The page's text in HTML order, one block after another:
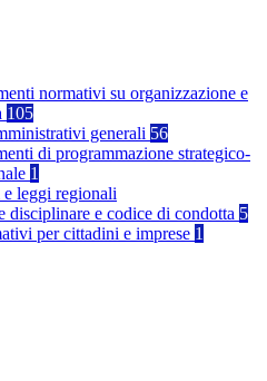
normativi su organizzazione e
105
generali 56
di programmazione strategico-
1
e leggi regionali
disciplinare e codice di condotta 5
per cittadini e imprese 1